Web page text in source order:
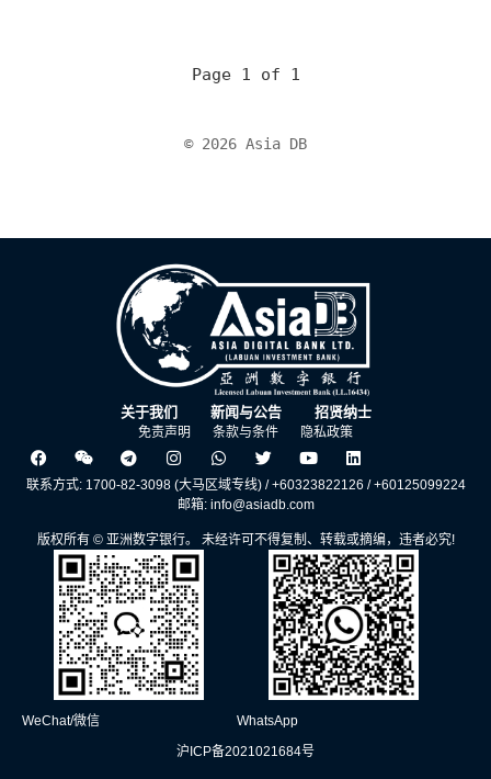
关于我们 新闻与公告 招贤纳士
免责声明 条款与条件 隐私政策
联系方式: 1700-82-3098 (大马区域专线) / +60323822126 / +60125099224
邮箱: info@asiadb.com
版权所有 © 亚洲数字银行。 未经许可不得复制、转载或摘编，违者必究!
WeChat/微信
WhatsApp
沪ICP备2021021684号